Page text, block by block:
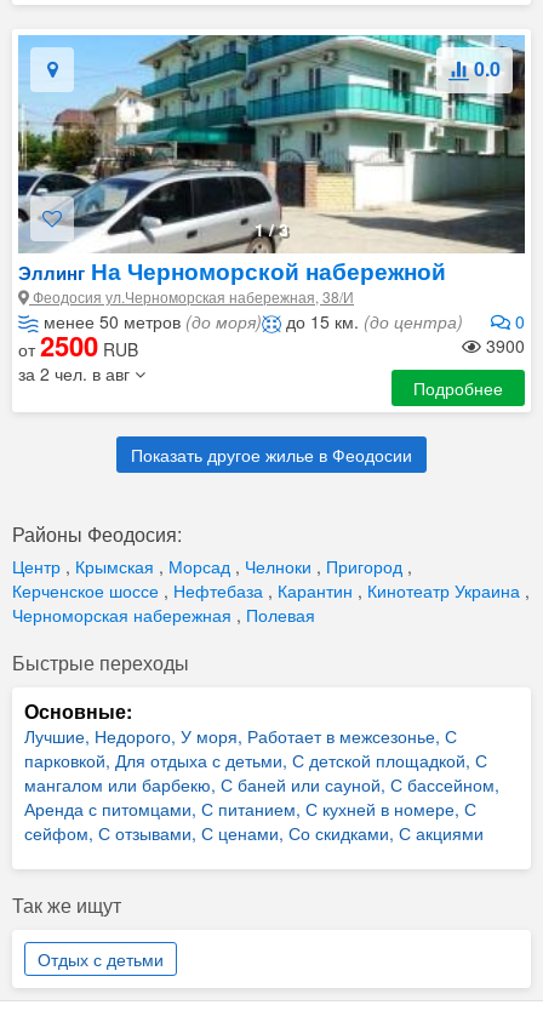
1/3
0.0
Эллинг На Черноморской набережной
Феодосия ул.Черноморская набережная, 38/И
менее 50 метров (до моря) 0
до 15 км. (до центра)
3900
от2500 RUB
за 2 чел. в авг
Подробнее
Показать другое жилье в Феодосии
Районы Феодосия:
Центр , Крымская , Морсад , Челноки , Пригород ,
Керченское шоссе , Нефтебаза , Карантин , Кинотеатр Украина ,
Черноморская набережная , Полевая
Быстрые переходы
Основные:
Лучшие, Недорого, У моря, Работает в межсезонье, С
парковкой, Для отдыха с детьми, С детской площадкой, С
мангалом или барбекю, С баней или сауной, С бассейном,
Аренда с питомцами, С питанием, С кухней в номере, С
сейфом, С отзывами, С ценами, Со скидками, С акциями
Так же ищут
Отдых с детьми